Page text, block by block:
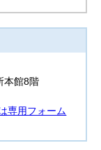
館8階
専用フォーム